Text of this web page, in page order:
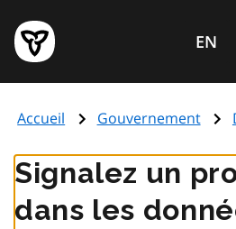
au
contenu
principal
Page
d'accueil
de
EN
Accueil Gouvernement
Signalez un
dans les